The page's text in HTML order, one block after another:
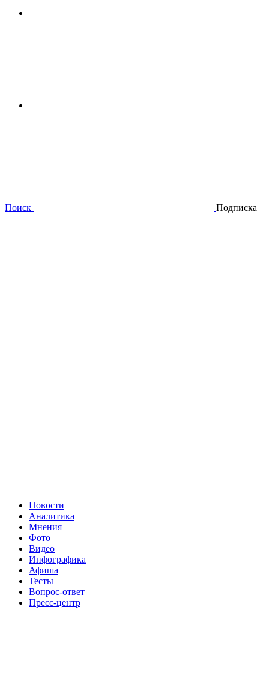
Поиск Подписка
Новости
Аналитика
Мнения
Фото
Видео
Инфографика
Афиша
Тесты
Вопрос-ответ
Пресс-центр